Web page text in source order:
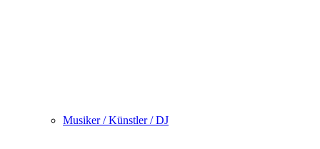
Musiker / Künstler / DJ